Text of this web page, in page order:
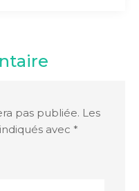
pas publiée. Les
avec *